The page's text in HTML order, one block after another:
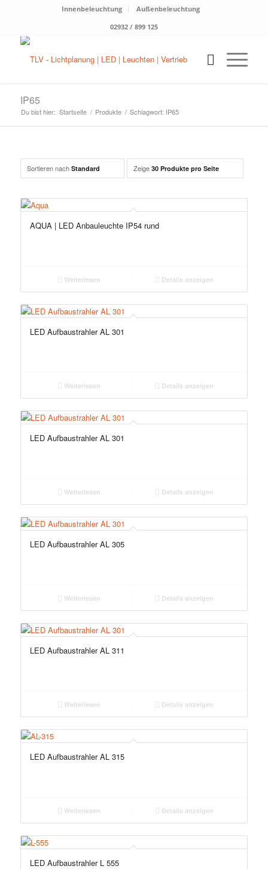
Innenbeleuchtung
Außenbeleuchtung
02932 / 899 125
IP65
Du bist hier: Startseite / Produkte / Schlagwort: IP65
Sortieren nach Standard Zeige 30 Produkte pro Seite
AQUA | LED Anbauleuchte IP54 rund
Weiterlesen Details anzeigen
LED Aufbaustrahler AL 301
Weiterlesen Details anzeigen
LED Aufbaustrahler AL 301
Weiterlesen Details anzeigen
LED Aufbaustrahler AL 305
Weiterlesen Details anzeigen
LED Aufbaustrahler AL 311
Weiterlesen Details anzeigen
LED Aufbaustrahler AL 315
Weiterlesen Details anzeigen
LED Aufbaustrahler L 555